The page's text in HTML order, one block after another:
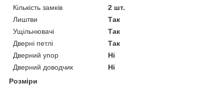
Кількість замків
2 шт.
Лиштви
Так
Ущільнювачі
Так
Дверні петлі
Так
Дверний упор
Ні
Дверний доводчик
Ні
Розміри